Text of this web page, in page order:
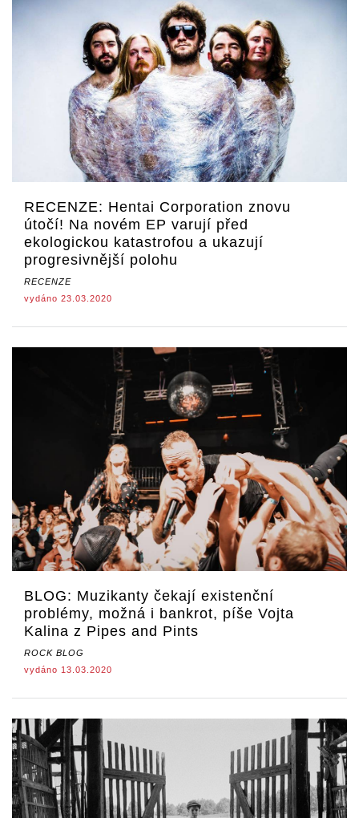
RECENZE: Hentai Corporation znovu
útočí! Na novém EP varují před
ekologickou katastrofou a ukazují
progresivnější polohu
RECENZE
vydáno 23.03.2020
BLOG: Muzikanty čekají existenční
problémy, možná i bankrot, píše Vojta
Kalina z Pipes and Pints
ROCK BLOG
vydáno 13.03.2020